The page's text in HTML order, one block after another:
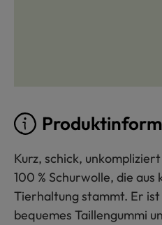
Kurz, schick,
100 % Schurwolle, die
Tierhaltung stammt. Er
bequemes Taillengummi